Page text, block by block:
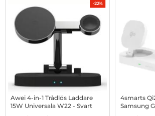
-22%
Awei 4-in-1 Trådlös Laddare
15W Universala W22 - Svart
4smarts
Samsung